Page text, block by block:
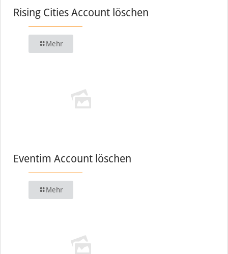
Rising Cities Account löschen
Mehr
Eventim Account löschen
Mehr